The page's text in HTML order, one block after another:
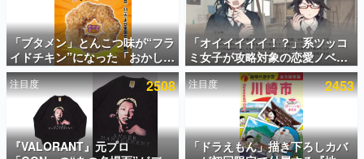
ゲームの企画書
名作ゲームクリエイターの方々に製作時のエピソードをお
聞きし、ヒットする企画（ゲーム）とは何か？を探ってい
きます。
赫本
この物語を解いてはいけない。『赫本』は、〈試験問題〉
の形をした短編ホラー小説集です。
新世代に訊く
これからのデジタルゲーム市場を担う若きクリエイター達
「ブタメン」とんこつ味が“フラ
イドチキン”になった「おかしな
チキン」が登場。8月11日より
全国のセブンイレブンで順次発
売、 「ブタメンくん」がデザイ
ンされた専用袋が先着でついて
くるキャンペーンも実施
「オイイイイイ！？」系ツッコ
ミ女子が攻略対象の恋愛ノベル
ゲーム『美術部カノジョ』
Steamストアページが公開。
「お前らーそろそろ自重しろ
ー？＾＾」暗黒微笑の夢女子
や、萌え声不思議ちゃん女子と
青春を謳歌
注目度 2508
『VALORANT』元プロ
注目度 2453
「ドラえもん」描き下ろしカバ